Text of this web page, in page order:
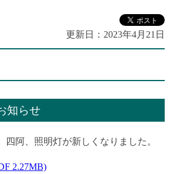
更新日： 2023年4月21日
知らせ
四阿、照明灯が新しくなりました。
2.27MB)